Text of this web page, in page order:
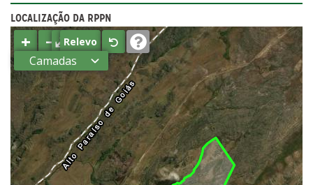
LOCALIZAÇÃO DA RPPN
+ −⤢Relevo
Camadas
Estados
Municípios
Terras
indígenas
(FUNAI)
UC Federal